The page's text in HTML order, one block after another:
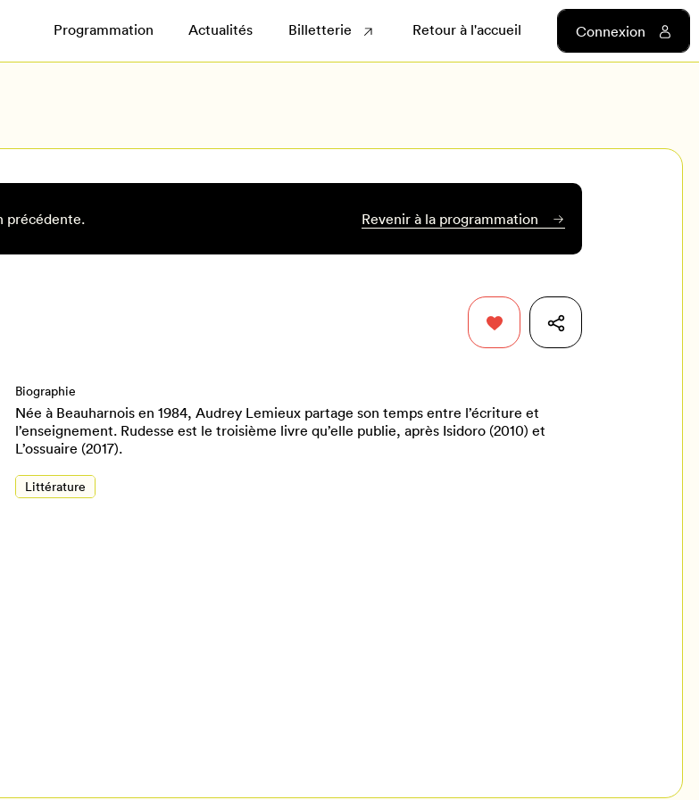
Programmation Actualités Billetterie Retour à l'accueil Connexion
précédente. Revenir à la programmation
Biographie
Née à Beauharnois en 1984, Audrey Lemieux partage son temps entre l’écriture et
l’enseignement. Rudesse est le troisième livre qu’elle publie, après Isidoro (2010) et
L’ossuaire (2017).
Littérature
vos favoris,
ou créez votre profil